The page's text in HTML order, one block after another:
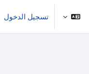
تسجيل الدخول